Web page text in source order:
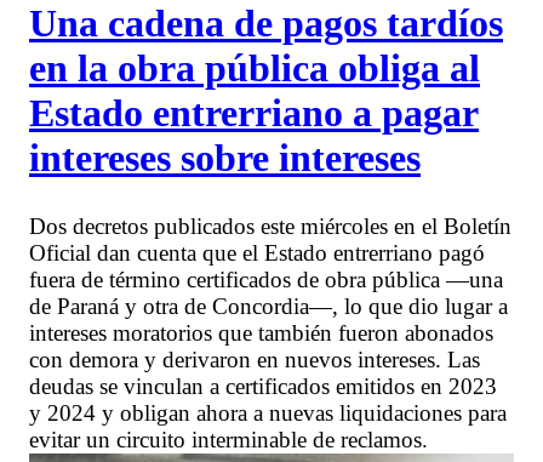
Una cadena de pagos tardíos
en la obra pública obliga al
Estado entrerriano a pagar
intereses sobre intereses
Dos decretos publicados este miércoles en el Boletín
Oficial dan cuenta que el Estado entrerriano pagó
fuera de término certificados de obra pública —una
de Paraná y otra de Concordia—, lo que dio lugar a
intereses moratorios que también fueron abonados
con demora y derivaron en nuevos intereses. Las
deudas se vinculan a certificados emitidos en 2023
y 2024 y obligan ahora a nuevas liquidaciones para
evitar un circuito interminable de reclamos.